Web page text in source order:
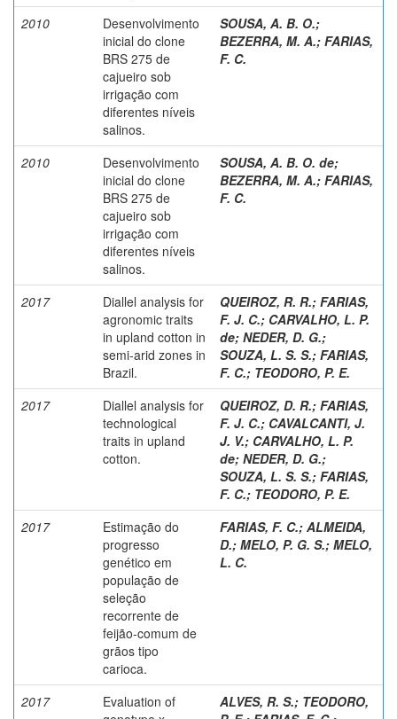
2010
Desenvolvimento
inicial do clone
BRS 275 de
cajueiro sob
irrigação com
diferentes níveis
salinos.
SOUSA, A. B. O.;
BEZERRA, M. A.; FARIAS,
F. C.
2010
Desenvolvimento
inicial do clone
BRS 275 de
cajueiro sob
irrigação com
diferentes níveis
salinos.
SOUSA, A. B. O. de;
BEZERRA, M. A.; FARIAS,
F. C.
2017
Diallel analysis for
agronomic traits
in upland cotton in
semi-arid zones in
Brazil.
QUEIROZ, R. R.; FARIAS,
F. J. C.; CARVALHO, L. P.
de; NEDER, D. G.;
SOUZA, L. S. S.; FARIAS,
F. C.; TEODORO, P. E.
2017
Diallel analysis for
technological
traits in upland
cotton.
QUEIROZ, D. R.; FARIAS,
F. J. C.; CAVALCANTI, J.
J. V.; CARVALHO, L. P.
de; NEDER, D. G.;
SOUZA, L. S. S.; FARIAS,
F. C.; TEODORO, P. E.
2017
Estimação do
progresso
genético em
população de
seleção
recorrente de
feijão-comum de
grãos tipo
carioca.
FARIAS, F. C.; ALMEIDA,
D.; MELO, P. G. S.; MELO,
L. C.
2017
Evaluation of
ALVES, R. S.; TEODORO,